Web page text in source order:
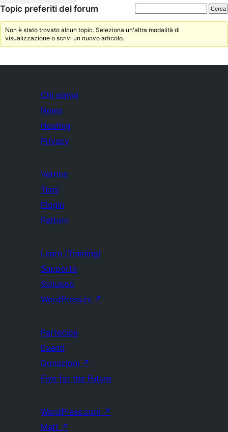
Topic preferiti del forum
Non è stato trovato alcun topic. Seleziona un'altra modalità di
visualizzazione o scrivi un nuovo articolo.
Chi siamo
News
Hosting
Privacy
Vetrina
Temi
Plugin
Pattern
Learn (Training)
Supporto
Sviluppo
WordPress.tv ↗
Partecipa
Eventi
Donazioni ↗
Five for the Future
WordPress.com ↗
Matt ↗